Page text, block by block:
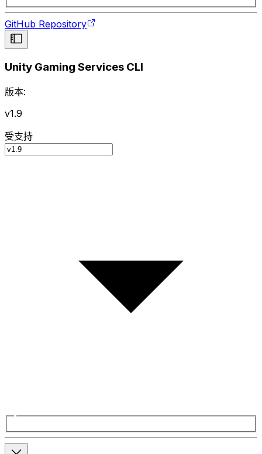
GitHub Repository
Unity Gaming Services CLI
版本:
v1.9
受支持